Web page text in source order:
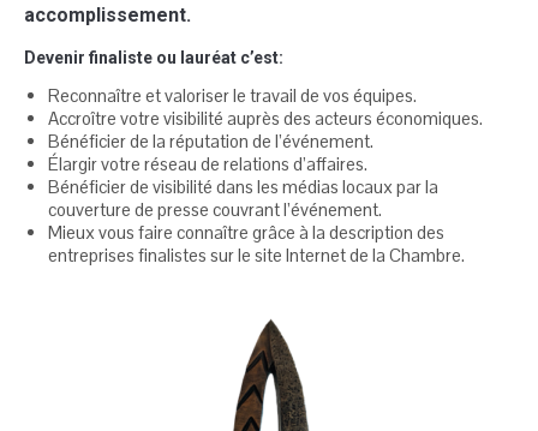
accomplissement.
Devenir finaliste ou lauréat c’est:
Reconnaître et valoriser le travail de vos équipes.
Accroître votre visibilité auprès des acteurs économiques.
Bénéficier de la réputation de l’événement.
Élargir votre réseau de relations d’affaires.
Bénéficier de visibilité dans les médias locaux par la
couverture de presse couvrant l’événement.
Mieux vous faire connaître grâce à la description des
entreprises finalistes sur le site Internet de la Chambre.